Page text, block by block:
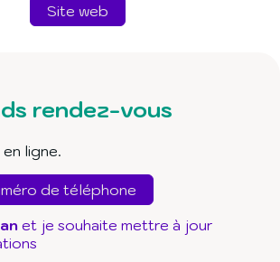
Site web
rendez-vous
en ligne.
de téléphone
et je souhaite mettre à jour